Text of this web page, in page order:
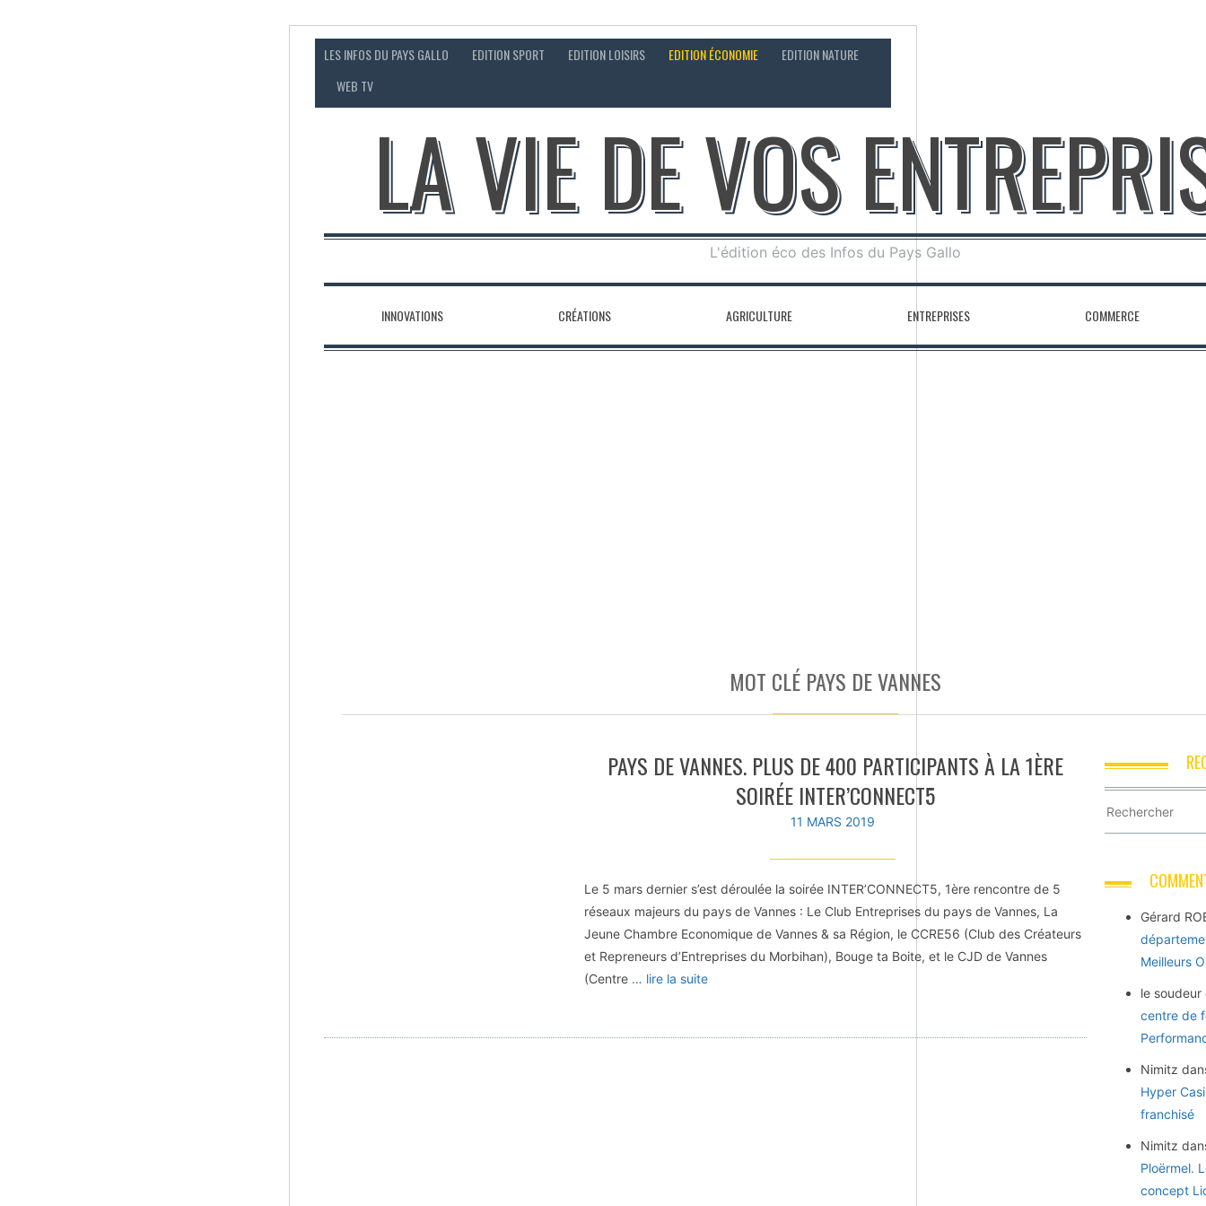
LES INFOS DU PAYS GALLO EDITION SPORT EDITION LOISIRS EDITION ÉCONOMIE
EDITION NATURE
WEB TV
LA VIE DE VOS
L'édition éco des Infos du Pays Gallo
INNOVATIONS CRÉATIONS AGRICULTURE ENTREPRISES COMMERCE
MOT CLÉ PAYS DE VANNES
PAYS DE VANNES. PLUS DE 400 PARTICIPANTS À LA 1ÈRE
SOIRÉE INTER’CONNECT5
11 MARS 2019
Le 5 mars dernier s’est déroulée la soirée INTER’CONNECT5, 1ère rencontre de 5
réseaux majeurs du pays de Vannes : Le Club Entreprises du pays de Vannes, La
Jeune Chambre Economique de Vannes & sa Région, le CCRE56 (Club des Créateurs
et Repreneurs d’Entreprises du Morbihan), Bouge ta Boite, et le CJD de Vannes
(Centre … lire la suite
Gérard
Meilleurs
le soudeur
centre de
Nimitz
Hyper
franchisé
Nimitz
Ploërmel.
concept